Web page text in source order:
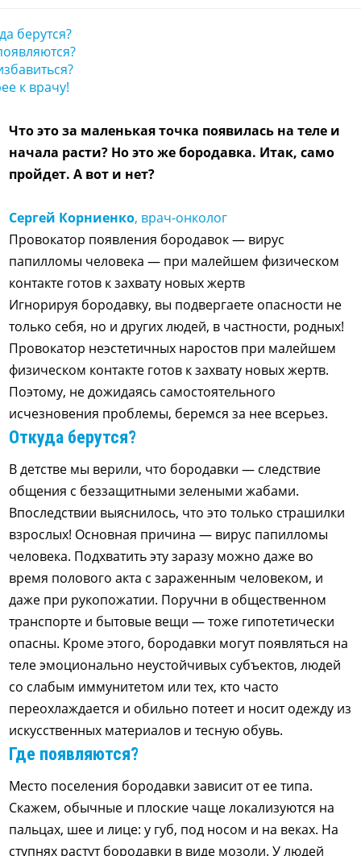
берутся?
к врачу!
Что это за маленькая точка появилась на теле и
начала расти? Но это же бородавка. Итак, само
пройдет. А вот и нет?
Сергей Корниенко, врач-онколог
Провокатор появления бородавок — вирус
папилломы человека — при малейшем физическом
контакте готов к захвату новых жертв
Игнорируя бородавку, вы подвергаете опасности не
только себя, но и других людей, в частности, родных!
Провокатор неэстетичных наростов при малейшем
физическом контакте готов к захвату новых жертв.
Поэтому, не дожидаясь самостоятельного
исчезновения проблемы, беремся за нее всерьез.
Откуда берутся?
В детстве мы верили, что бородавки — следствие
общения с беззащитными зелеными жабами.
Впоследствии выяснилось, что это только страшилки
взрослых! Основная причина — вирус папилломы
человека. Подхватить эту заразу можно даже во
время полового акта с зараженным человеком, и
даже при рукопожатии. Поручни в общественном
транспорте и бытовые вещи — тоже гипотетически
опасны. Кроме этого, бородавки могут появляться на
теле эмоционально неустойчивых субъектов, людей
со слабым иммунитетом или тех, кто часто
переохлаждается и обильно потеет и носит одежду из
искусственных материалов и тесную обувь.
Где появляются?
Место поселения бородавки зависит от ее типа.
Скажем, обычные и плоские чаще локализуются на
пальцах, шее и лице: у губ, под носом и на веках. На
ступнях растут бородавки в виде мозоли. У людей